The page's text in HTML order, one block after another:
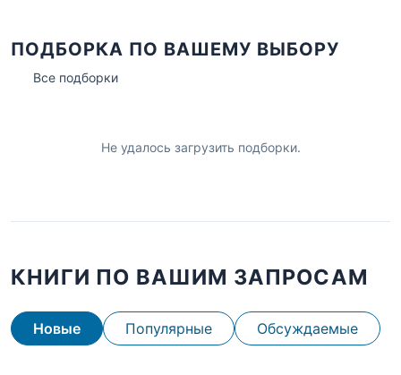
ПОДБОРКА ПО ВАШЕМУ ВЫБОРУ
Все подборки
Не удалось загрузить подборки.
КНИГИ ПО ВАШИМ ЗАПРОСАМ
Новые Популярные Обсуждаемые